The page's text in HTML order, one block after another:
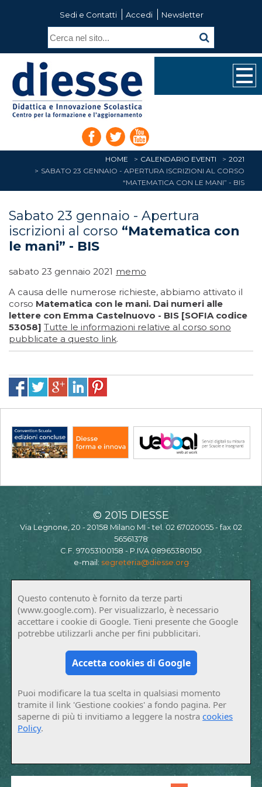
Sedi e Contatti Accedi Newsletter
HOME CALENDARIO EVENTI
2021
SABATO 23 GENNAIO - APERTURA ISCRIZIONI AL CORSO
“MATEMATICA CON LE MANI” - BIS
Sabato 23 gennaio - Apertura
iscrizioni al corso “Matematica con
le mani” - BIS
sabato 23 gennaio 2021 memo
A causa delle numerose richieste, abbiamo attivato il
corso Matematica con le mani. Dai numeri alle
lettere con Emma Castelnuovo - BIS [SOFIA codice
53058] Tutte le informazioni relative al corso sono
pubblicate a questo link.
© 2015 DIESSE
Via Legnone, 20 - 20158 Milano MI - tel. 02 67020055 - fax 02
56561378
C.F. 97053100158 - P.IVA 08965380150
e-mail: segreteria@diesse.org
Questo contenuto è fornito da terze parti
(www.google.com). Per visualizzarlo, è necessario
accettare i cookie di Google. Tieni presente che Google
potrebbe utilizzarli anche per fini pubblicitari.
Accetta cookies di Google
Puoi modificare la tua scelta in qualsiasi momento
tramite il link 'Gestione cookies' a fondo pagina. Per
saperne di più ti invitiamo a leggere la nostracookies
Policy.